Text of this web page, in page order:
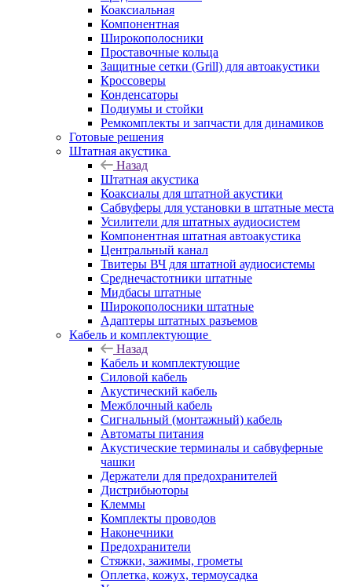
Коаксиальная
Компонентная
Широкополосники
Проставочные кольца
Защитные сетки (Grill) для автоакустики
Кроссоверы
Конденсаторы
Подиумы и стойки
Ремкомплекты и запчасти для динамиков
Готовые решения
Штатная акустика
Назад
Штатная акустика
Коаксиалы для штатной акустики
Сабвуферы для установки в штатные места
Усилители для штатных аудиосистем
Компонентная штатная автоакустика
Центральный канал
Твитеры ВЧ для штатной аудиосистемы
Среднечастотники штатные
Мидбасы штатные
Широкополосники штатные
Адаптеры штатных разъемов
Кабель и комплектующие
Назад
Кабель и комплектующие
Силовой кабель
Акустический кабель
Межблочный кабель
Сигнальный (монтажный) кабель
Автоматы питания
Акустические терминалы и сабвуферные
чашки
Держатели для предохранителей
Дистрибьюторы
Клеммы
Комплекты проводов
Наконечники
Предохранители
Стяжки, зажимы, грометы
Оплетка, кожух, термоусадка